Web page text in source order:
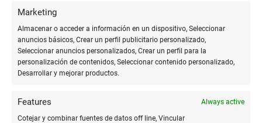
Marketing
Almacenar o acceder a información en un dispositivo, Seleccionar
anuncios básicos, Crear un perfil publicitario personalizado,
Seleccionar anuncios personalizados, Crear un perfil para la
personalización de contenidos, Seleccionar contenido personalizado,
Desarrollar y mejorar productos.
Features
Always active
Cotejar y combinar fuentes de datos off line, Vincular
Francisco José
Una papelería diferente,con
artículos que no encuentras en cualquier